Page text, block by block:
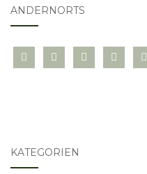
ANDERNORTS
bloglovininstagramtwitter pinterest
mail
KATEGORIEN